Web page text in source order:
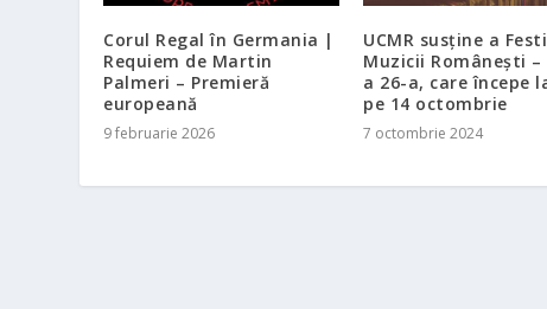
Corul Regal în Germania |
Requiem de Martin
Palmeri – Premieră
europeană
9 februarie 2026
UCMR susţine a
Muzicii Românești
a 26-a, care începe
pe 14 octombrie
7 octombrie 2024